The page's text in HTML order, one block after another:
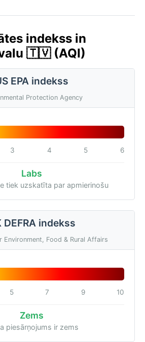
indekss in
🇹🇻 (AQI)
EPA indekss
Protection Agency
3 4 5 6
Labs
tiek uzskatīta par apmierinošu
DEFRA indekss
Environment, Food & Rural Affairs
5 7 9 10
Zems
piesārņojums ir zems